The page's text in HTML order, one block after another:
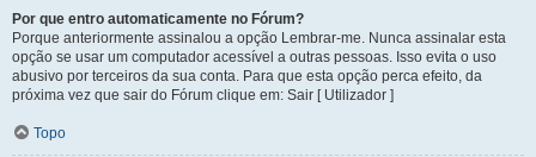
Por que entro automaticamente no Fórum?
Porque anteriormente assinalou a opção Lembrar-me. Nunca assinalar esta
opção se usar um computador acessível a outras pessoas. Isso evita o uso
abusivo por terceiros da sua conta. Para que esta opção perca efeito, da
próxima vez que sair do Fórum clique em: Sair [ Utilizador ]
Topo